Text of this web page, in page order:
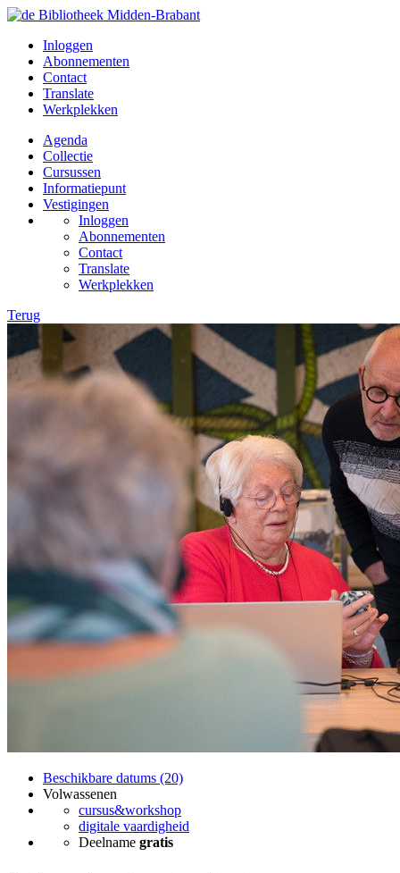
Inloggen
Abonnementen
Contact
Translate
Werkplekken
Agenda
Collectie
Cursussen
Informatiepunt
Vestigingen
Inloggen
Abonnementen
Contact
Translate
Werkplekken
Terug
Beschikbare datums (20)
Volwassenen
cursus&workshop
digitale vaardigheid
Deelname gratis